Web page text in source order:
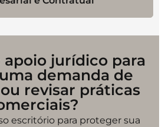
apoio jurídico para
demanda de
revisar práticas
escritório para proteger sua